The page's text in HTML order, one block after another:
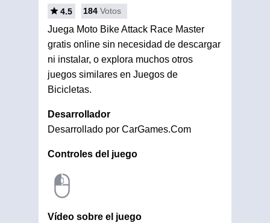
4.5 184 Votos
Juega Moto Bike Attack Race Master
gratis online sin necesidad de descargar
ni instalar, o explora muchos otros
juegos similares en Juegos de
Bicicletas.
Desarrollador
Desarrollado por CarGames.Com
Controles del juego
Vídeo sobre el juego